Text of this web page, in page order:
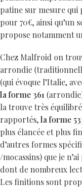
patine sur mesure qui
pour 70€, ainsi qu’un
propose notamment
Chez Malfroid on
arrondie
(qui évoque l’Italie,
la forme 361
la trouve très
rapportés,la forme
plus élancée et plus
d’autres formes
/mocassins) que je
dont de nombreux
Les finitions sont